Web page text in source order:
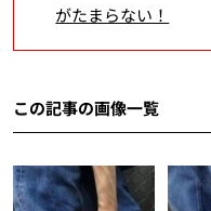
がたまらない！
この記事の画像一覧